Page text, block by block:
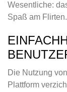
Wesentliche:
Spaß am Flirten.
Die Nutzung
Plattform